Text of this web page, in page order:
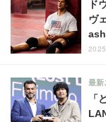
ド
ヴ
「
最新